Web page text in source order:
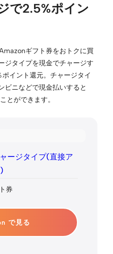
で2.5%ポイン
ギフト券をおトクに買
ジタイプを現金でチャージす
イント還元。チャージタイ
ニなどで現金払いすると
とができます。
ージタイプ(直接ア
券
で見る